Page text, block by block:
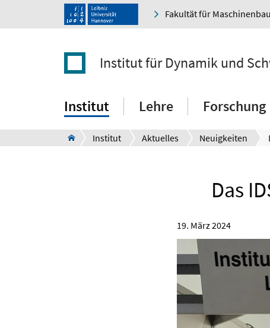
Fakultät für Maschinenbau
Institut für Dynamik und
Institut Lehre Forschung
Institut Aktuelles Neuigkeiten
Das
19. März 2024